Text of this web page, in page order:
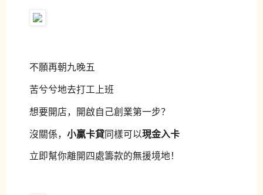
不願再朝九晚五
苦兮兮地去打工上班
想要開店，開啟自己創業第一步？
沒關係， 小贏卡貸同樣可以現金入卡
立即幫你離開四處籌款的無援境地！